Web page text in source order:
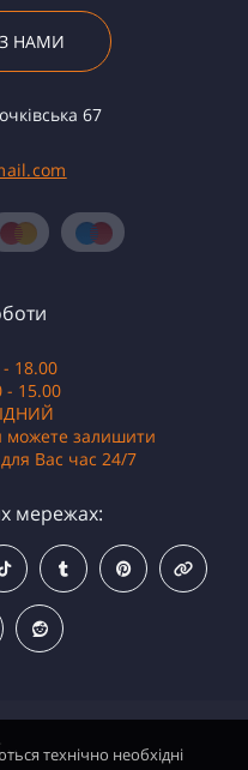
НАМИ
67
18.00
- 15.00
можете залишити
Вас час 24/7
мережах:
технічно необхідні